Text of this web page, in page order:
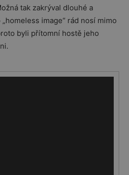
tak zakrýval dlouhé a
image“ rád nosí mimo
byli přítomní hostě jeho